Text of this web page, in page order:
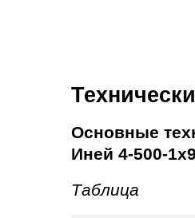
Основные
Иней 4-500-
Таблица